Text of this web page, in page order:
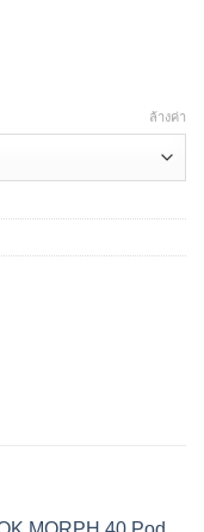
ล้างค่า